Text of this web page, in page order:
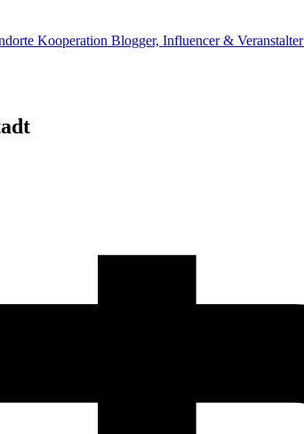
Kooperation Blogger, Influencer & Veranstalter